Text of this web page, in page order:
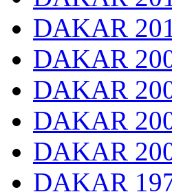
DAKAR
DAKAR
DAKAR
DAKAR
DAKAR
DAKAR